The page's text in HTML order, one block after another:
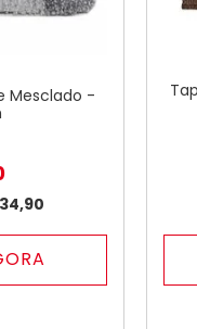
Mesclado -
34,90